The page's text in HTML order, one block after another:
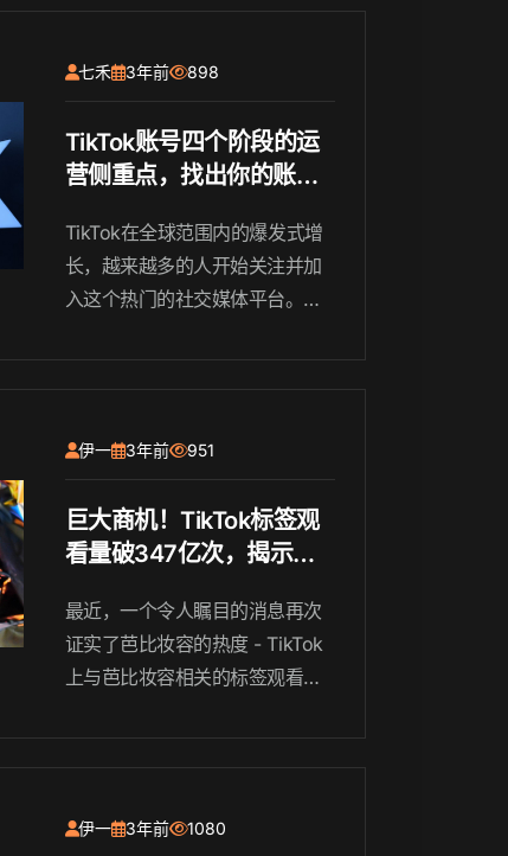
倾向于在TikTok上获取产品...
七禾 3年前 898
TikTok账号四个阶段的运
营侧重点，找出你的账号
TikTok在全球范围内的爆发式增
长，越来越多的人开始关注并加
入这个热门的社交媒体平台。要
号，并吸引大量的粉丝和用户，
你介绍TikTok账号的四个阶段，
阶段。
伊一 3年前 951
巨大商机！TikTok标签观
看量破347亿次，揭示了
最近，一个令人瞩目的消息再次
证实了芭比妆容的热度 - TikTok
上与芭比妆容相关的标签观看量
个数字让人震惊，同时也揭示了
伊一 3年前 1080